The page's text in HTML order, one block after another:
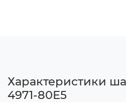
Характеристики
4971-80Е5